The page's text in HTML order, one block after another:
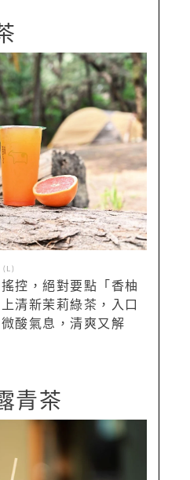
(L)
控，絕對要點「香柚
清新茉莉綠茶，入口
酸氣息，清爽又解
青茶